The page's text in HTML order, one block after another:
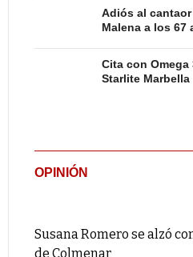
Adiós al
Malena a los 67
Cita con Omega
Starlite Marbella
OPINIÓN
Susana Romero se alzó
de Colmenar